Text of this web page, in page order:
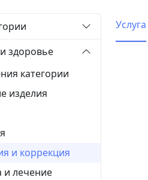
Услуга
здоровье
категории
изделия
и коррекция
и лечение